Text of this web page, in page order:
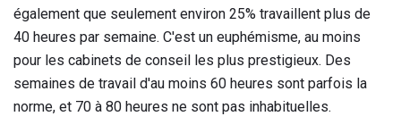
également que seulement environ 25% travaillent plus de
40 heures par semaine. C'est un euphémisme, au moins
pour les cabinets de conseil les plus prestigieux. Des
semaines de travail d'au moins 60 heures sont parfois la
norme, et 70 à 80 heures ne sont pas inhabituelles.